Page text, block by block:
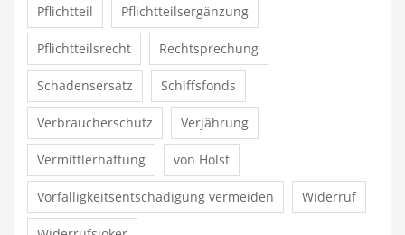
Pflichtteil Pflichtteilsergänzung
Pflichtteilsrecht Rechtsprechung
Schadensersatz Schiffsfonds
Verbraucherschutz Verjährung
Vermittlerhaftung von Holst
Vorfälligkeitsentschädigung vermeiden Widerruf